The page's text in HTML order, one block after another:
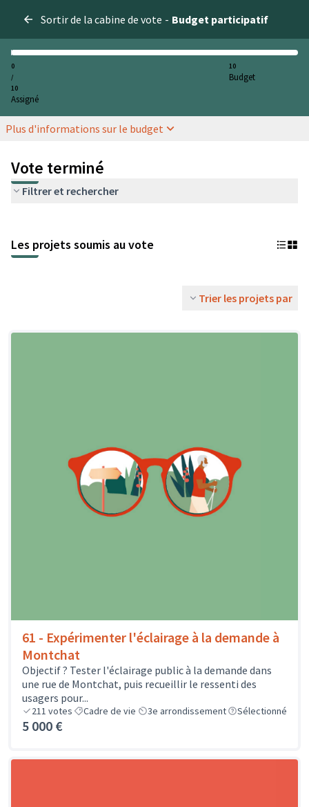
Sortir de la cabine de vote - Budget participatif
0
/
10
Assigné
10
Budget
Plus d'informations sur le budget
Vote terminé
Filtrer et rechercher
Les projets soumis au vote
Trier les projets par
61 - Expérimenter l'éclairage à la demande à
Montchat
Objectif ? Tester l'éclairage public à la demande dans
une rue de Montchat, puis recueillir le ressenti des
usagers pour...
211 votes Cadre de vie 3e arrondissement Sélectionné
5 000 €